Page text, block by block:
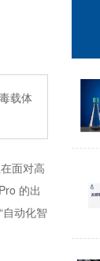
载体
面对高
的出
动化智